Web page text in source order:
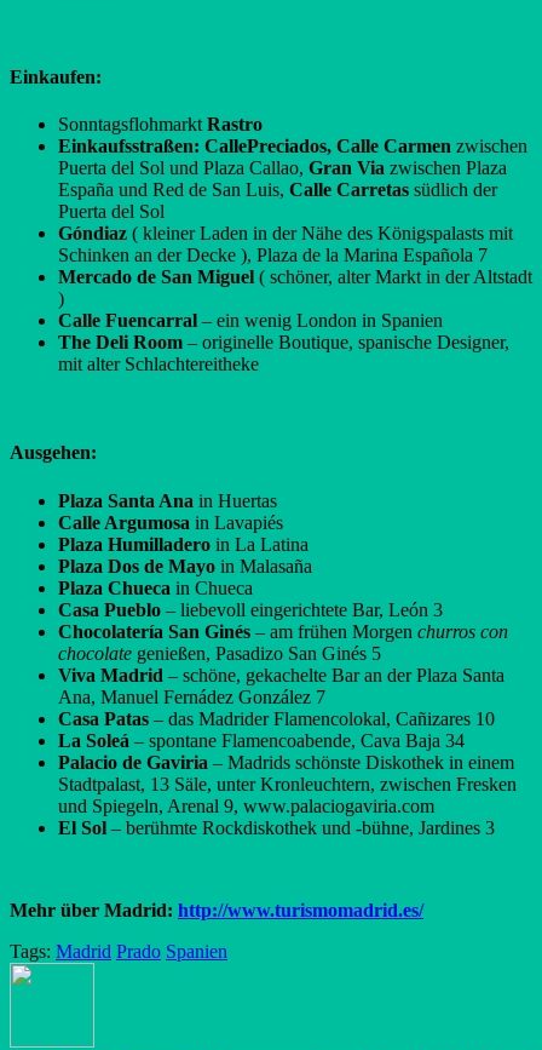
Einkaufen:
Sonntagsflohmarkt Rastro
Einkaufsstraßen: CallePreciados, Calle Carmen zwischen
Puerta del Sol und Plaza Callao, Gran Via zwischen Plaza
España und Red de San Luis, Calle Carretas südlich der
Puerta del Sol
Góndiaz ( kleiner Laden in der Nähe des Königspalasts mit
Schinken an der Decke ), Plaza de la Marina Española 7
Mercado de San Miguel ( schöner, alter Markt in der Altstadt
)
Calle Fuencarral – ein wenig London in Spanien
The Deli Room – originelle Boutique, spanische Designer,
mit alter Schlachtereitheke
Ausgehen:
Plaza Santa Ana in Huertas
Calle Argumosa in Lavapiés
Plaza Humilladero in La Latina
Plaza Dos de Mayo in Malasaña
Plaza Chueca in Chueca
Casa Pueblo – liebevoll eingerichtete Bar, León 3
Chocolatería San Ginés – am frühen Morgen churros con
chocolate genießen, Pasadizo San Ginés 5
Viva Madrid – schöne, gekachelte Bar an der Plaza Santa
Ana, Manuel Fernádez González 7
Casa Patas – das Madrider Flamencolokal, Cañizares 10
La Soleá – spontane Flamencoabende, Cava Baja 34
Palacio de Gaviria – Madrids schönste Diskothek in einem
Stadtpalast, 13 Säle, unter Kronleuchtern, zwischen Fresken
und Spiegeln, Arenal 9, www.palaciogaviria.com
El Sol – berühmte Rockdiskothek und -bühne, Jardines 3
Mehr über Madrid: http://www.turismomadrid.es/
Tags: Madrid Prado Spanien